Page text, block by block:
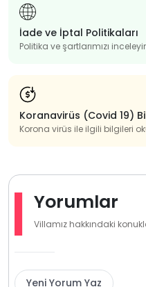
İade ve İptal Politikaları
Politika ve şartlarımızı
Koranavirüs (Covid 19)
Korona virüs ile ilgili bilgileri
Yorumlar
Villamız hakkındaki
Yeni Yorum Yaz